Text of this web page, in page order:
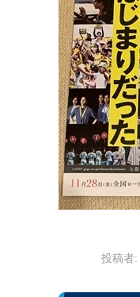
投稿者: